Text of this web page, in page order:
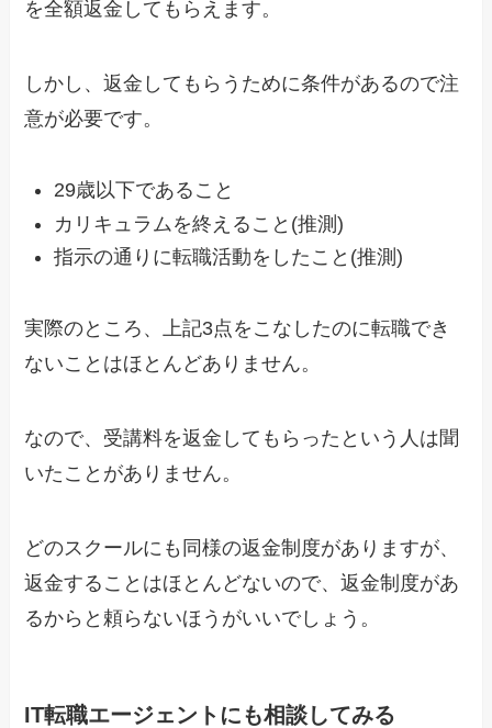
を全額返金してもらえます。
しかし、返金してもらうために条件があるので注
意が必要です。
29歳以下であること
カリキュラムを終えること(推測)
指示の通りに転職活動をしたこと(推測)
実際のところ、上記3点をこなしたのに転職でき
ないことはほとんどありません。
なので、受講料を返金してもらったという人は聞
いたことがありません。
どのスクールにも同様の返金制度がありますが、
返金することはほとんどないので、返金制度があ
るからと頼らないほうがいいでしょう。
IT転職エージェントにも相談してみる